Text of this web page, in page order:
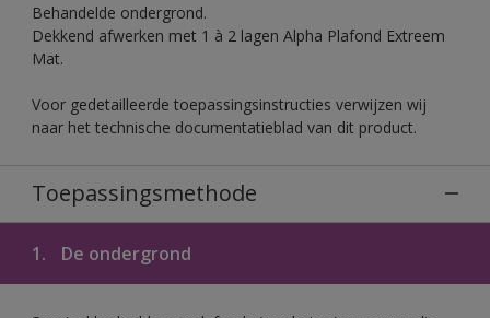
Behandelde ondergrond.
Dekkend afwerken met 1 à 2 lagen Alpha Plafond Extreem
Mat.
Voor gedetailleerde toepassingsinstructies verwijzen wij
naar het technische documentatieblad van dit product.
Toepassingsmethode
1. De ondergrond